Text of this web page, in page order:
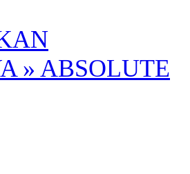
» ABSOLUTE